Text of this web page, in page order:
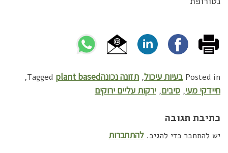
Posted in בעיות עיכול, תזונה נכונה Tagged plant based
,
חיידקי מעי, סיבים, ירקות עליים ירוקים
כתיבת תגובה
יש להתחבר כדי להגיב. להתחברות